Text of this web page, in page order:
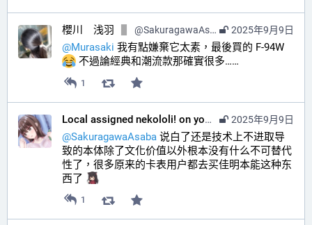
2025年9月9日
櫻川 浅羽 @SakuragawaAsaba@hub.sakuragawa.moe
@Murasaki 我有點嫌棄它太素，最後買的 F-94W
不過論經典和潮流款那確實很多……
1
2025年9月9日
Local assigned nekololi! on your timeline :nacholook:
@SakuragawaAsaba 说白了还是技术上不进取导
致的本体除了文化价值以外根本没有什么不可替代
性了，很多原来的卡表用户都去买佳明本能这种东
西了
1